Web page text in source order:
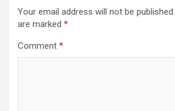
Your email address will not be published.
are marked *
Comment *